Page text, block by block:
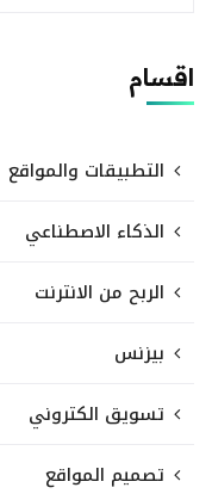
اقسام
التطبيقات والمواقع
الذكاء الاصطناعي
الربح من الانترنت
بيزنس
تسويق الكتروني
تصميم المواقع